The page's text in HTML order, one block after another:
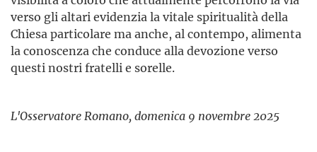
verso gli altari evidenzia la vitale spiritualità della
Chiesa particolare ma anche, al contempo, alimenta
la conoscenza che conduce alla devozione verso
questi nostri fratelli e sorelle.
L'Osservatore Romano, domenica 9 novembre 2025